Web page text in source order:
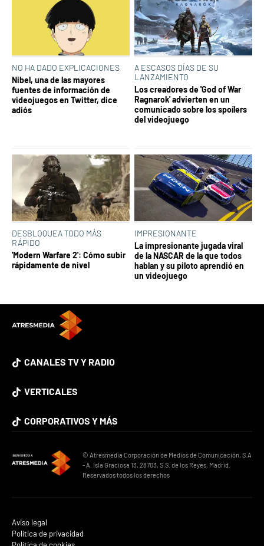
NO HA DADO EXPLICACIONES
Nibel, una de las mayores
fuentes de información de
videojuegos en Twitter, dice
adiós
A ESCASOS DÍAS DE SU
LANZAMIENTO
Los creadores de 'God of War
Ragnarok' advierten en un
comunicado sobre los spoílers
del videojuego
DESBLOQUEA TODO MÁS
RÁPIDO
'Modern Warfare 2': Cómo subir
rápidamente de nivel
IMPRESIONANTE
La impresionante jugada viral
de la NASCAR de la que todos
hablan y su piloto aprendió en
un videojuego
CANALES TV Y RADIO
VERTICALES
CORPORATIVOS Y MÁS
© Atresmedia Corporación de Medios de Comunicación, S.A
- A. Isla Graciosa 13, 28703, S.S. de los Reyes, Madrid.
Reservados todos los derechos
Aviso legal
Política de privacidad